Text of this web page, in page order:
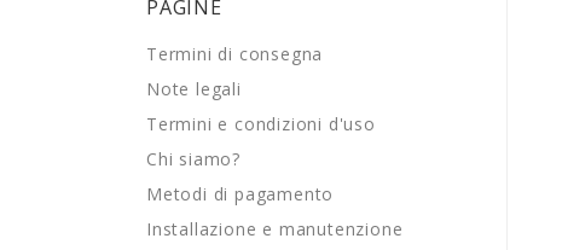
PAGINE
Termini di consegna
Note legali
Termini e condizioni d'uso
Chi siamo?
Metodi di pagamento
Installazione e manutenzione